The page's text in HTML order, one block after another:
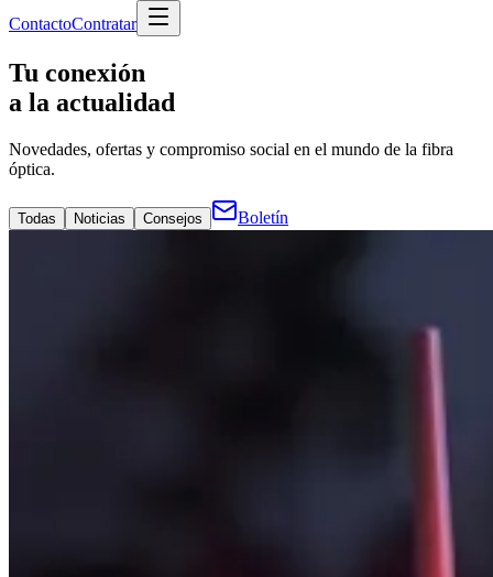
ContactoContratar
Tu conexión
a la actualidad
Novedades, ofertas y compromiso social en el mundo de la fibra
óptica.
Todas Noticias Consejos Boletín